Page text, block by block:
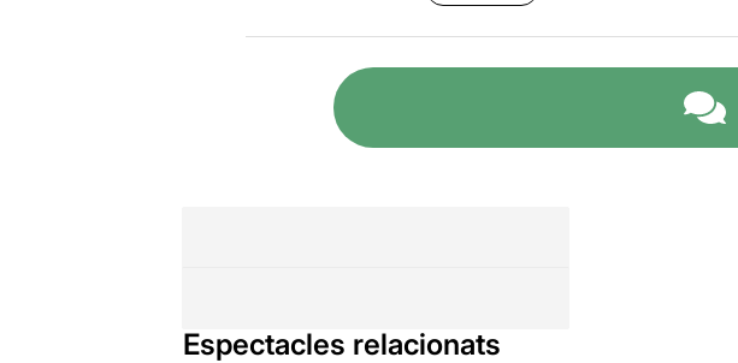
Espectacles relacionats